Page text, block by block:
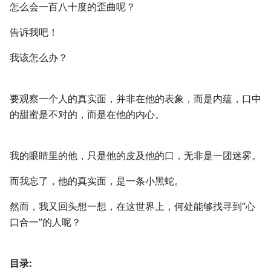
怎么会一百八十度的歪曲呢？
告诉我吧！
我该怎么办？
要观察一个人的真实面，并非在他的表象，而是内蕴，口中
的甜蜜是不对的，而是在他的内心。
我的眼睛里的他，只是他的皮及他的口，无非是一团迷雾。
而我忘了，他的真实面，是一条小黑蛇。
然而，我又回头想一想，在这世界上，何处能够找寻到“心
口合一”的人呢？
目录: